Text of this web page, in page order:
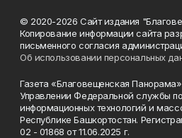
© 2020-2026 Сайт издания
Копирование информации сайта
письменного согласия
Об использовании персональных
Газета «Благовещенская
Управлении Федеральной службы
информационных технологий и
Республике Башкортостан.
02 - 01868 от 11.06.2025 г.